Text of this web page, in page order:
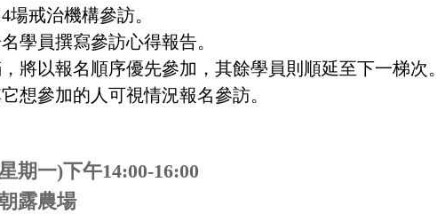
戒治機構參訪。
學員撰寫參訪心得報告。
將以報名順序優先參加，其餘學員則順延至下一梯次。
想參加的人可視情況報名參訪。
期一)下午14:00-16:00
露農場